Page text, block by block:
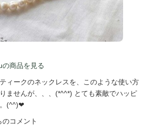
商品を見る
ィークのネックレスを、このような使い方
ませんが、、、(*^^*) とても素敵でハッピ
(^^)❤
コメント